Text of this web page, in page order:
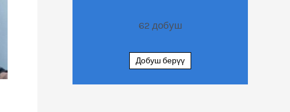
62 добуш
Добуш берүү